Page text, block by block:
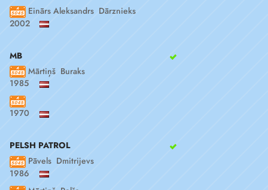
Einārs Aleksandrs Dārznieks
2002
MB
Mārtiņš Buraks
1985
1970
PELSH PATROL
Pāvels Dmitrijevs
1986